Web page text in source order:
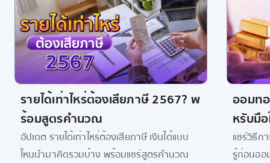
รายได้เท่าไหร่ต้องเสียภาษี 2567? พ
ร้อมสูตรคำนวณ
อัปเดต รายได้เท่าไหร่ต้องเสียภาษี เงินได้แบบ
ไหนนำมาคิดรวมบ้าง พร้อมแชร์สูตรคำนวณ
ออมท
หรับมื
แชร์วิธีก
รู้ก่อนอ